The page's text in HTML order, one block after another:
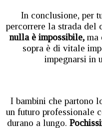
In conclusione, per
percorrere la strada del
nulla è impossibile, ma
sopra è di vitale
impegnarsi in
I bambini che partono
un futuro professionale
durano a lungo.